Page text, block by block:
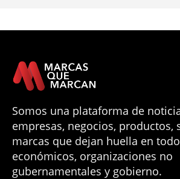
Somos una plataforma de
empresas, negocios, productos,
marcas que dejan huella en
económicos, organizaciones no
gubernamentales y gobierno.